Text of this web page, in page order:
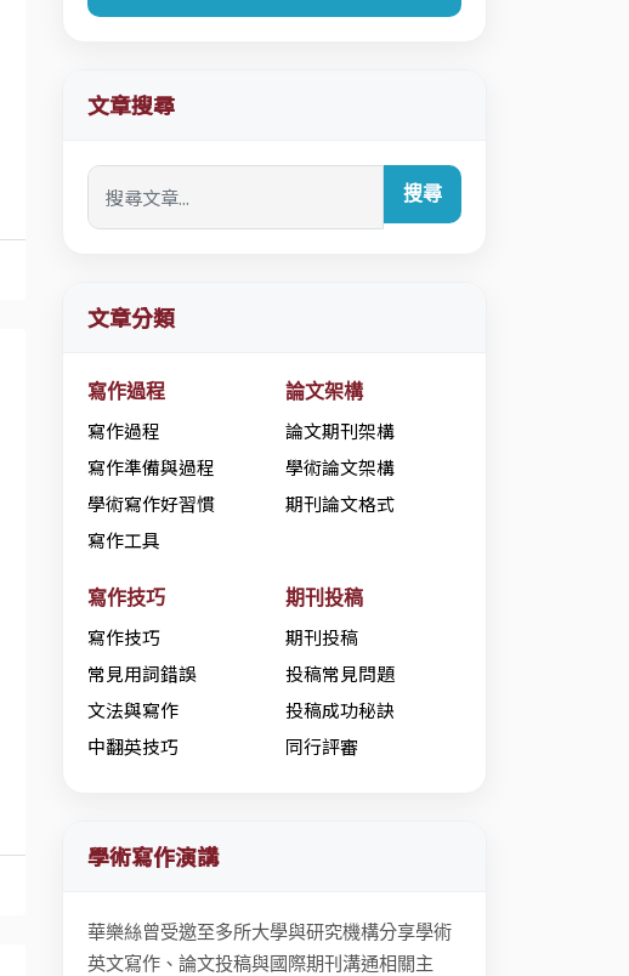
文章搜尋
搜尋
文章分類
寫作過程
寫作過程
寫作準備與過程
學術寫作好習慣
寫作工具
論文架構
論文期刊架構
學術論文架構
期刊論文格式
寫作技巧
寫作技巧
常見用詞錯誤
文法與寫作
中翻英技巧
期刊投稿
期刊投稿
投稿常見問題
投稿成功秘訣
同行評審
學術寫作演講
華樂絲曾受邀至多所大學與研究機構分享學術
英文寫作、論文投稿與國際期刊溝通相關主